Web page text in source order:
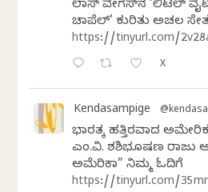
ಲಾಸ್‌ ವೇಗಸ್‌ನ ‘ಲಿಟಲ್
ಚಾಪೆಲ್’ ಕುರಿತು ಅಚಲ
https://tinyurl.com/
X
Kendasampige
ಭಾರತಕ್ಕೆ ಹತ್ತಿರವಾದ ಅಮೇರಿಕ
ಎಂ.ವಿ. ಶಶಿಭೂಷಣ ರಾಜು
ಅಮೆರಿಕಾ” ನಿಮ್ಮ ಓದಿಗೆ
https://tinyurl.com/